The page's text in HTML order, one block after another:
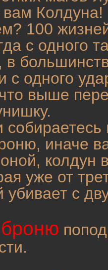
вам Колдуна!
100
с одного
в
одного
выше
иначе
колдун
уже от
убивает с
броню